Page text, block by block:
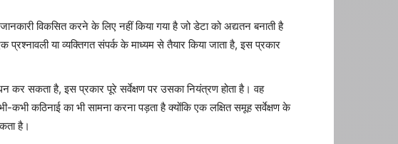
विकसित करने के लिए नहीं किया गया है जो डेटा को अद्यतन बनाती है
या व्यक्तिगत संपर्क के माध्यम से तैयार किया जाता है, इस प्रकार
कर सकता है, इस प्रकार पूरे सर्वेक्षण पर उसका नियंत्रण होता है। वह
कठिनाई का भी सामना करना पड़ता है क्योंकि एक लक्षित समूह सर्वेक्षण के
है।